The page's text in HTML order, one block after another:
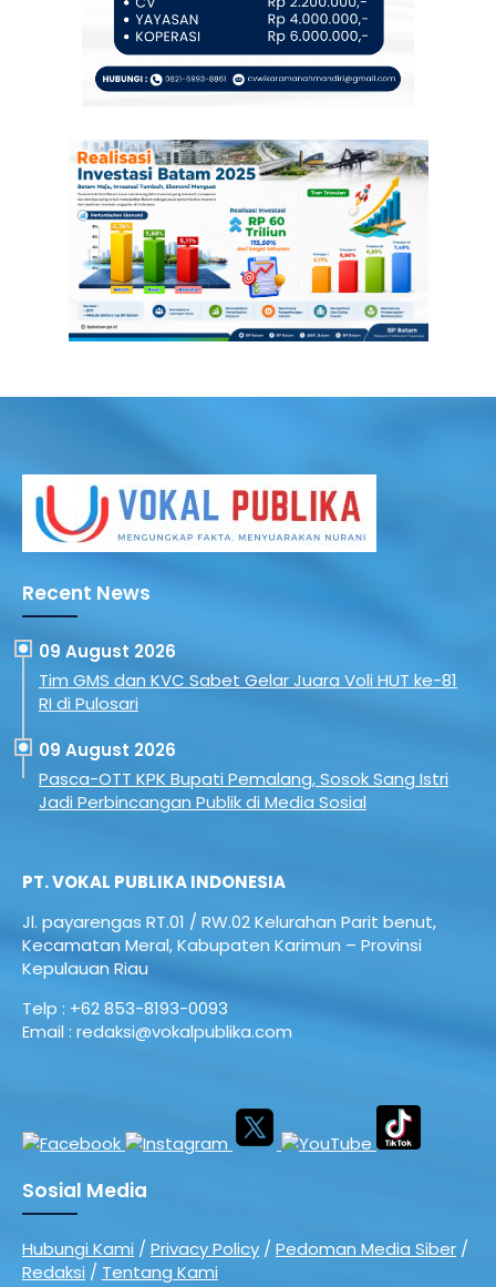
Recent News
09 August 2026
Tim GMS dan KVC Sabet Gelar Juara Voli HUT ke-81
RI di Pulosari
09 August 2026
Pasca-OTT KPK Bupati Pemalang, Sosok Sang Istri
Jadi Perbincangan Publik di Media Sosial
PT. VOKAL PUBLIKA INDONESIA
Jl. payarengas RT.01 / RW.02Kelurahan Parit benut,
Kecamatan Meral,Kabupaten Karimun – Provinsi
Kepulauan Riau
Telp : +62 853-8193-0093
Email : redaksi@vokalpublika.com
Sosial Media
Hubungi Kami / Privacy Policy / Pedoman Media Siber /
Redaksi / Tentang Kami